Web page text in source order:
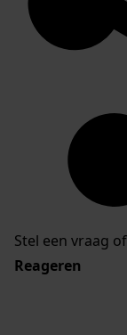
Stel een vraag
Reageren